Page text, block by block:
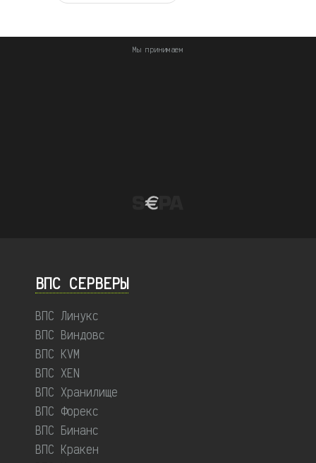
Мы принимаем
ВПС СЕРВЕРЫ
ВПС Линукс
ВПС Виндовс
ВПС KVM
ВПС XEN
ВПС Хранилище
ВПС Форекс
ВПС Бинанс
ВПС Кракен